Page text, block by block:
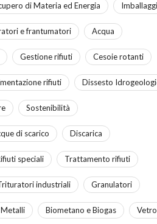
di Materia ed Energia Imballaggi
e frantumatori Acqua
Gestione rifiuti Cesoie rotanti
rifiuti Dissesto
Sostenibilità
di scarico Discarica
speciali Trattamento rifiuti
industriali Granulatori
Metalli Biometano e Biogas Vetro